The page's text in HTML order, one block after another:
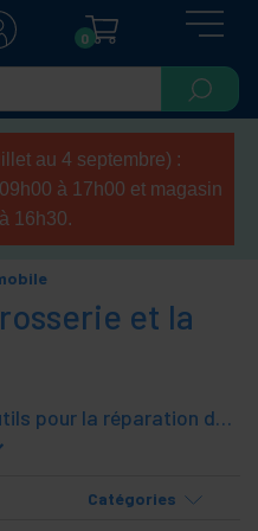
0
au 4 septembre) :
à 17h00 et magasin
16h30.
et la
Large gamme de kits et d'outils pour la réparation de la carrosserie et de la peinture de tous types de véhicules, pour un usage domestique ou professionnel en atelier.
Catégories